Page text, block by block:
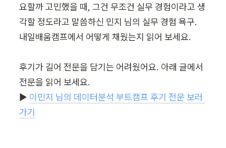
요할까 고민했을 때, 그건 무조건 실무 경험이라고 생
각할 정도라고 말씀하신 민지 님의 실무 경험 욕구.
내일배움캠프에서 어떻게 채웠는지 읽어 보세요.
후기가 길어 전문을 담기는 어려웠어요. 아래 글에서
전문을 읽어 보세요.
▶︎ 이민지 님의 데이터분석 부트캠프 후기 전문 보러
가기